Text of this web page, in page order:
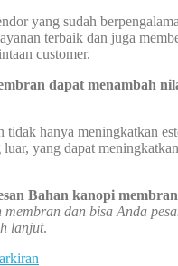
yang sudah
terbaik dan juga
customer.
dapat menambah
tidak hanya meningkatkan
yang dapat
Bahan kanopi
membran dan bisa Anda
lanjut.